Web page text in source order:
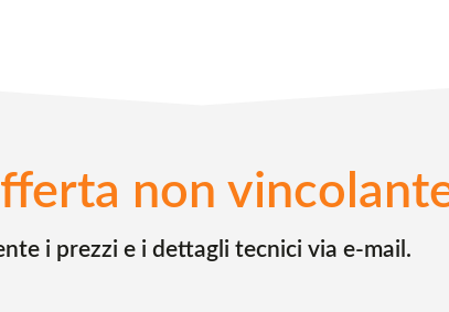
non
i prezzi e i dettagli tecnici via e-mail.